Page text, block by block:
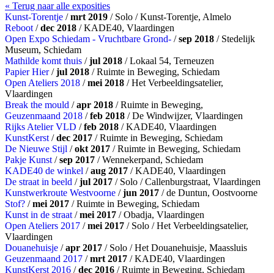
« Terug naar alle exposities
Kunst-Torentje /mrt 2019 / Solo / Kunst-Torentje, Almelo
Reboot /dec 2018 / KADE40, Vlaardingen
Open Expo Schiedam - Vruchtbare Grond- /sep 2018 / Stedelijk
Museum, Schiedam
Mathilde komt thuis /jul 2018 / Lokaal 54, Terneuzen
Papier Hier/jul 2018 / Ruimte in Beweging, Schiedam
Open Ateliers 2018 /mei 2018 / Het Verbeeldingsatelier,
Vlaardingen
Break the mould /apr 2018 / Ruimte in Beweging,
Geuzenmaand 2018 /feb 2018 / De Windwijzer, Vlaardingen
Rijks Atelier VLD /feb 2018 / KADE40, Vlaardingen
KunstKerst /dec 2017 / Ruimte in Beweging, Schiedam
De Nieuwe Stijl /okt 2017 / Ruimte in Beweging, Schiedam
Pakje Kunst /sep 2017 / Wennekerpand, Schiedam
KADE40 de winkel /aug 2017 / KADE40, Vlaardingen
De straat in beeld /jul 2017 / Solo / Callenburgstraat, Vlaardingen
Kunstwerkroute Westvoorne /jun 2017 / de Duntun, Oostvoorne
Stof? /mei 2017 / Ruimte in Beweging, Schiedam
Kunst in de straat /mei 2017 / Obadja, Vlaardingen
Open Ateliers 2017 /mei 2017 / Solo / Het Verbeeldingsatelier,
Vlaardingen
Douanehuisje /apr 2017 / Solo / Het Douanehuisje, Maassluis
Geuzenmaand 2017 /mrt 2017 / KADE40, Vlaardingen
KunstKerst 2016 /dec 2016 / Ruimte in Beweging, Schiedam